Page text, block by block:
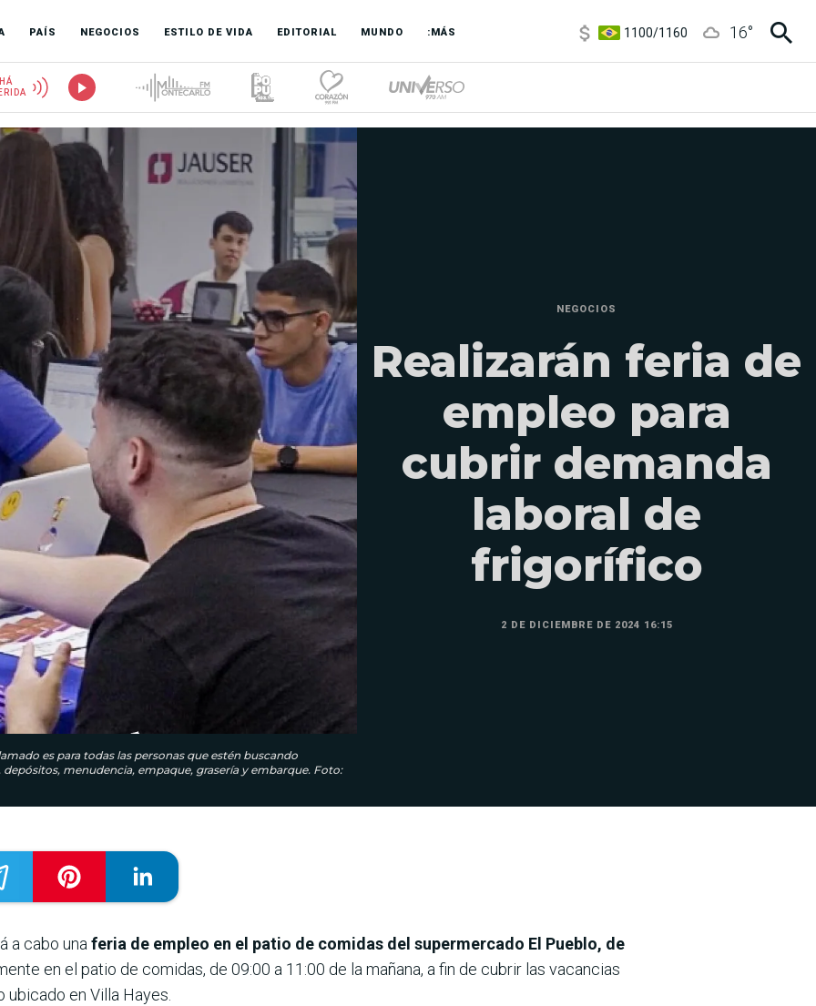
PAÍS NEGOCIOS ESTILO DE VIDA EDITORIAL MUNDO :MÁS
1100/1160 16°
es para todas las personas que estén buscando
menudencia, empaque, grasería y embarque. Foto:
NEGOCIOS
Realizarán feria de
empleo para
cubrir demanda
laboral de
frigorífico
2 DE DICIEMBRE DE 2024 16:15
a cabo unaferia de empleo en el patio de comidas del supermercado El Pueblo, de
en el patio de comidas, de 09:00 a 11:00 de la mañana, a fin de cubrir las vacancias
en Villa Hayes.